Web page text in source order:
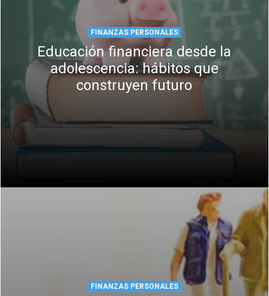
FINANZAS PERSONALES
Educación financiera desde la
adolescencia: hábitos que
construyen futuro
FINANZAS PERSONALES